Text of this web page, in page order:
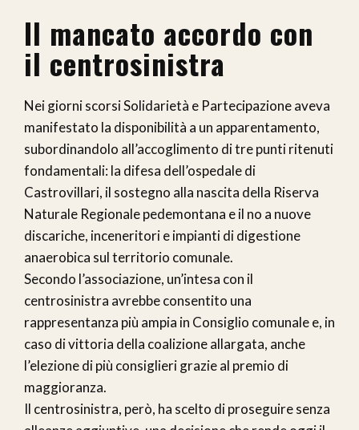
Il mancato accordo con
il centrosinistra
Nei giorni scorsi Solidarietà e Partecipazione aveva
manifestato la disponibilità a un apparentamento,
subordinandolo all’accoglimento di tre punti ritenuti
fondamentali: la difesa dell’ospedale di
Castrovillari, il sostegno alla nascita della Riserva
Naturale Regionale pedemontana e il no a nuove
discariche, inceneritori e impianti di digestione
anaerobica sul territorio comunale.
Secondo l’associazione, un’intesa con il
centrosinistra avrebbe consentito una
rappresentanza più ampia in Consiglio comunale e, in
caso di vittoria della coalizione allargata, anche
l’elezione di più consiglieri grazie al premio di
maggioranza.
Il centrosinistra, però, ha scelto di proseguire senza